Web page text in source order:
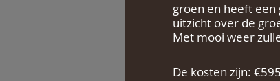
groen en heeft
uitzicht over de
Met mooi weer
De kosten zijn: